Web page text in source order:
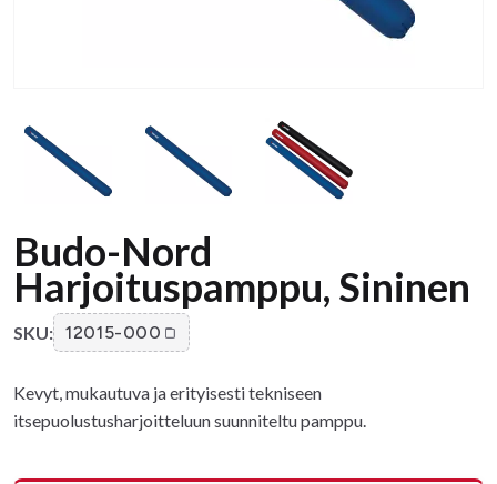
Budo-Nord
Harjoituspamppu, Sininen
SKU: 12015-000
Kevyt, mukautuva ja erityisesti tekniseen
itsepuolustusharjoitteluun suunniteltu pamppu.